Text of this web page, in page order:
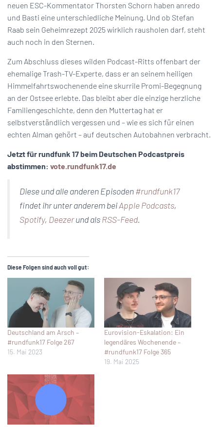
neuen ESC-Kommentator Thorsten Schorn haben anredo
und Basti eine unterschiedliche Meinung. Und ob Stefan
Raab sein Geheimrezept 2025 wirklich rausholen darf, steht
auch noch in den Sternen.
Zum Abschluss dieses wilden Podcast-Ritts offenbart der
ehemalige Trash-TV-Experte, dass er an seinem heiligen
Himmelfahrtswochenende eine skurrile Promi-Begegnung
an der Ostsee erlebte. Das bleibt aber die einzige herzliche
Familiengeschichte, denn den Muttertag hat er
selbstverständlich vergessen und – wie es sich für einen
echten Alman gehört – auf deutschen Autobahnen verbracht.
Jetzt für rundfunk 17 beim Deutschen Podcastpreis
abstimmen: vote.rundfunk17.de
Diese und alle anderen Episoden#rundfunk17
findet ihr unter anderem beiApple Podcasts,
Spotify, Deezerund alsRSS-Feed.
Diese Folgen sind auch voll gut:
Deutschland am Arsch –
#rundfunk17 Folge 267
15. Mai 2023
Eurovision-Eskalation: Ein
legendäres Wochenende –
#rundfunk17 Folge 365
19. Mai 2025